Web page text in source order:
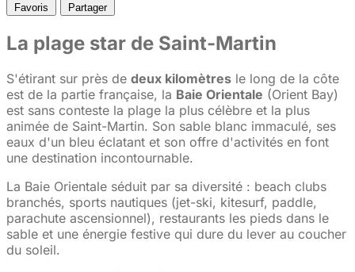
Favoris Partager
La plage star de Saint-Martin
S'étirant sur près de deux kilomètres le long de la côte
est de la partie française, la Baie Orientale (Orient Bay)
est sans conteste la plage la plus célèbre et la plus
animée de Saint-Martin. Son sable blanc immaculé, ses
eaux d'un bleu éclatant et son offre d'activités en font
une destination incontournable.
La Baie Orientale séduit par sa diversité : beach clubs
branchés, sports nautiques (jet-ski, kitesurf, paddle,
parachute ascensionnel), restaurants les pieds dans le
sable et une énergie festive qui dure du lever au coucher
du soleil.